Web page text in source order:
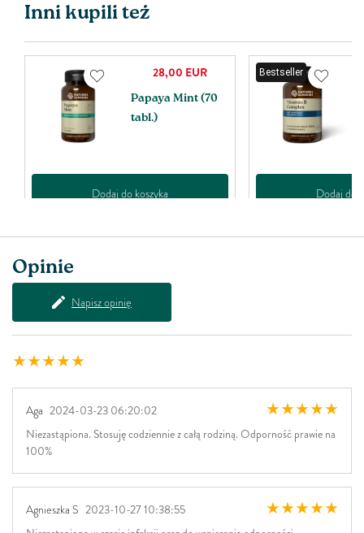
Inni kupili też
28,00 EUR
Papaya Mint (70
tabl.)
Dodaj do koszyka
Bestseller
Dodaj do
Opinie
Napisz opinię
Aga 2024-03-23 06:20:02
Niezastąpiona. Stosuję codziennie z całą rodziną. Odporność prawie na
100%
Agnieszka S 2023-10-27 10:38:55